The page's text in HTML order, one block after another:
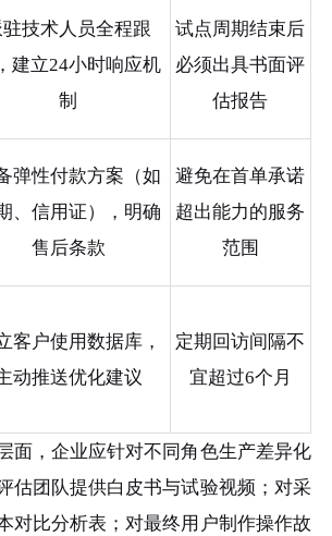
技术人员全程跟
建立24小时响应机
制
试点周期结束后
必须出具书面评
估报告
弹性付款方案（如
、信用证），明确
售后条款
避免在首单承诺
超出能力的服务
范围
客户使用数据库，
动推送优化建议
定期回访间隔不
宜超过6个月
，企业应针对不同角色生产差异化
估团队提供白皮书与试验视频；对采
对比分析表；对最终用户制作操作故